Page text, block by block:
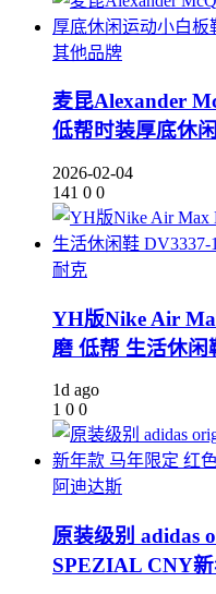
其他品牌
麦昆Alexander
低帮时装厚底休
2026-02-04
141 0 0
耐克
YH版Nike Air
磨 低帮 生活休闲
1d ago
1 0 0
阿迪达斯
原装级别 adidas
SPEZIAL CNY